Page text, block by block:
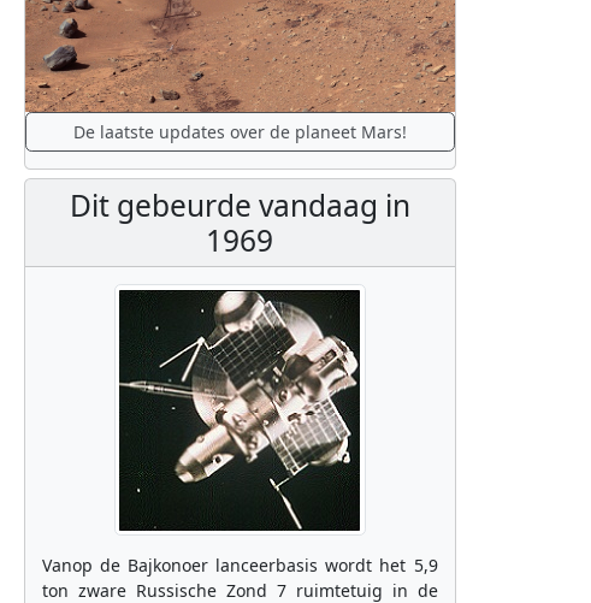
De laatste updates over de planeet Mars!
Dit gebeurde vandaag in
1969
Vanop de Bajkonoer lanceerbasis wordt het 5,9
ton zware Russische Zond 7 ruimtetuig in de